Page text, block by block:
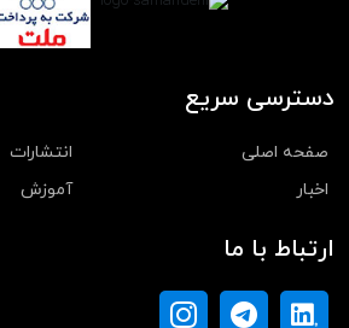
دسترسی سریع
صفحه اصلی
انتشارات
اخبار
آموزش
ارتباط با ما